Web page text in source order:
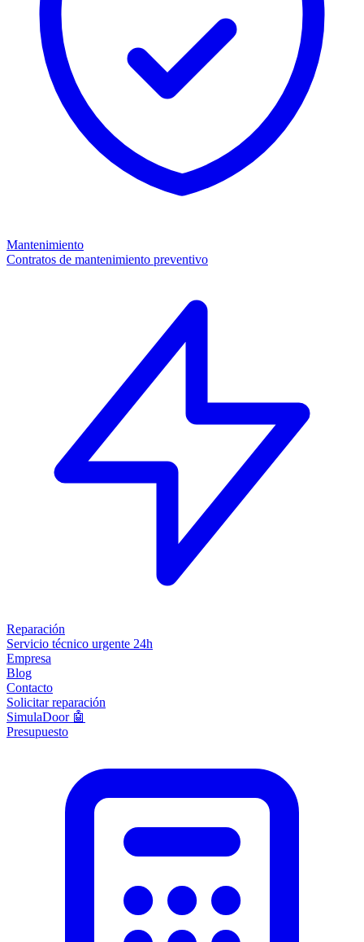
Mantenimiento
Contratos de mantenimiento preventivo
Reparación
Servicio técnico urgente 24h
Empresa
Blog
Contacto
Solicitar reparación
SimulaDoor 🤖
Presupuesto